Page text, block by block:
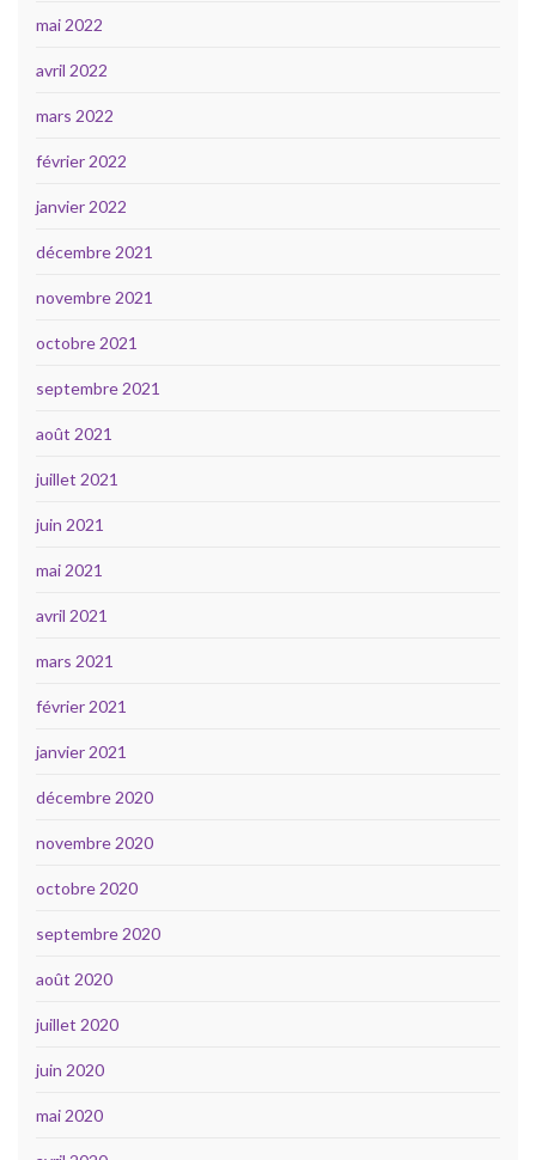
mai 2022
avril 2022
mars 2022
février 2022
janvier 2022
décembre 2021
novembre 2021
octobre 2021
septembre 2021
août 2021
juillet 2021
juin 2021
mai 2021
avril 2021
mars 2021
février 2021
janvier 2021
décembre 2020
novembre 2020
octobre 2020
septembre 2020
août 2020
juillet 2020
juin 2020
mai 2020